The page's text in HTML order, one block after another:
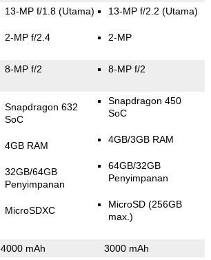
13-MP f/1.8 (Utama)
2-MP f/2.4
13-MP f/2.2 (Utama)
2-MP
8-MP f/2 8-MP f/2
Snapdragon 632
SoC
4GB RAM
32GB/64GB
Penyimpanan
MicroSDXC
Snapdragon 450
SoC
4GB/3GB RAM
64GB/32GB
Penyimpanan
MicroSD (256GB
max.)
4000 mAh 3000 mAh